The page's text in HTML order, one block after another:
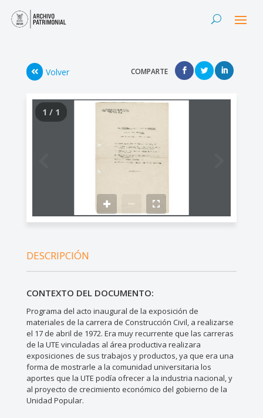
Volver COMPARTE
1 / 1
DESCRIPCIÓN
CONTEXTO DEL DOCUMENTO:
Programa del acto inaugural de la exposición de
materiales de la carrera de Construcción Civil, a realizarse
el 17 de abril de 1972. Era muy recurrente que las carreras
de la UTE vinculadas al área productiva realizara
exposiciones de sus trabajos y productos, ya que era una
forma de mostrarle a la comunidad universitaria los
aportes que la UTE podía ofrecer a la industria nacional, y
al proyecto de crecimiento económico del gobierno de la
Unidad Popular.